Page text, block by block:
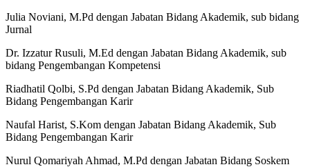
Julia Noviani, M.Pd dengan Jabatan Bidang Akademik, sub bidang
Jurnal
Dr. Izzatur Rusuli, M.Ed dengan Jabatan Bidang Akademik, sub
bidang Pengembangan Kompetensi
Riadhatil Qolbi, S.Pd dengan Jabatan Bidang Akademik, Sub
Bidang Pengembangan Karir
Naufal Harist, S.Kom dengan Jabatan Bidang Akademik, Sub
Bidang Pengembangan Karir
Nurul Qomariyah Ahmad, M.Pd dengan Jabatan Bidang Soskem